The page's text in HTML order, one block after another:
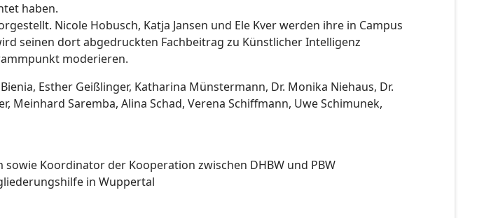
haben.
Nicole Hobusch, Katja Jansen und Ele Kver werden ihre in Campus
seinen dort abgedruckten Fachbeitrag zu Künstlicher Intelligenz
moderieren.
Esther Geißlinger, Katharina Münstermann, Dr. Monika Niehaus, Dr.
Meinhard Saremba, Alina Schad, Verena Schiffmann, Uwe Schimunek,
Koordinator der Kooperation zwischen DHBW und PBW
in Wuppertal